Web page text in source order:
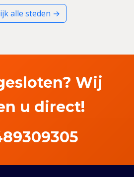
alle steden →
Wij
u direct!